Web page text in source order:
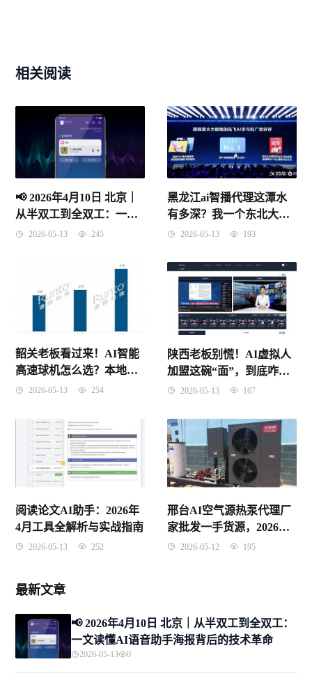
相关阅读
📢 2026年4月10日 北京｜
从半双工到全双工：一文
读懂AI语音助手海报背后
2026-05-13 245
黑龙江ai智播代理这潭水
有多深？我一个东北大姐
的真实经历告诉你！
2026-05-13 193
韶关老板看过来！AI智能
高速球机怎么选？本地代
理商实力大起底（附真实
2026-05-13 254
陕西老板别慌！AI虚拟人
加盟这碗“面”，到底咋样
才能咥得香？
2026-05-13 167
阅读论文AI助手：2026年
4月工具全解析与实战指南
2026-05-13 252
邢台AI空气源热泵代理厂
家批发一手货源，2026年
这波红利你抓住了没？
2026-05-12 195
最新文章
📢 2026年4月10日 北京｜从半双工到全双工：
一文读懂AI语音助手海报背后的技术革命
2026-05-13 0